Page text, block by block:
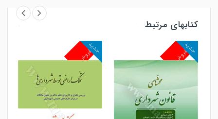
کتابهای مرتبط
پرفروش
جدید پرفروش
جدید